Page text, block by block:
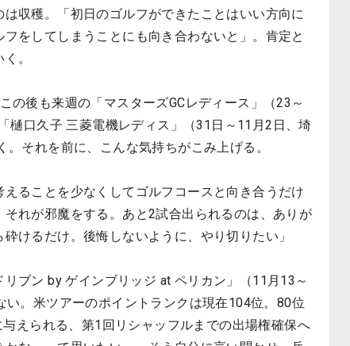
収穫。「初日のゴルフができたことはいい方向に
をしてしまうことにも向き合わないと」。肯定と
。
の後も来週の「マスターズGCレディース」（23～
樋口久子 三菱電機レディス」（31日～11月2日、埼
それを前に、こんな気持ちがこみ上げる。
えることを少なくしてゴルフコースと向き合うだけ
れが邪魔をする。あと2試合出られるのは、ありが
けるだけ。後悔しないように、やり切りたい」
ブン by ゲインブリッジ at ペリカン」（11月13～
。米ツアーのポイントランクは現在104位。80位
えられる、第1回リシャッフルまでの出場権確保へ